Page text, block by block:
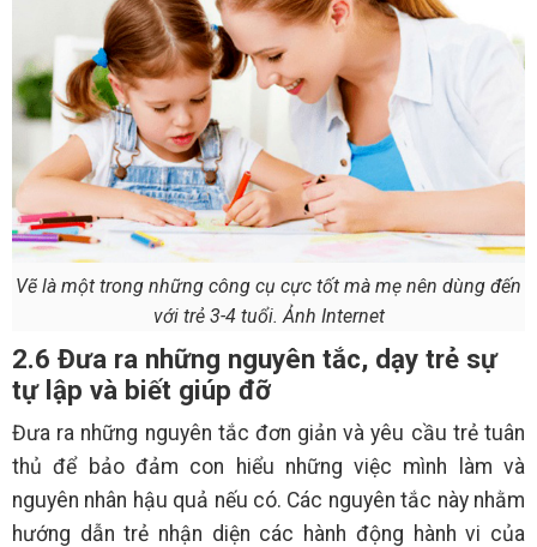
Vẽ là một trong những công cụ cực tốt mà mẹ nên dùng đến
với trẻ 3-4 tuổi. Ảnh Internet
2.6 Đưa ra những nguyên tắc, dạy trẻ sự
tự lập và biết giúp đỡ
Đưa ra những nguyên tắc đơn giản và yêu cầu trẻ tuân
thủ để bảo đảm con hiểu những việc mình làm và
nguyên nhân hậu quả nếu có. Các nguyên tắc này nhằm
hướng dẫn trẻ nhận diện các hành động hành vi của